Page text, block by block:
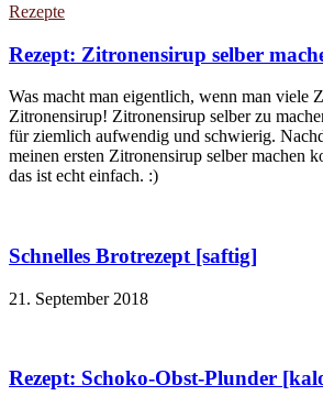
Rezepte
Rezept: Zitronensirup selber
Was macht man eigentlich, wenn man viele
Zitronensirup! Zitronensirup selber zu
für ziemlich aufwendig und schwierig.
meinen ersten Zitronensirup selber machen
das ist echt einfach. :)
Schnelles Brotrezept [saftig]
21. September 2018
Rezept: Schoko-Obst-Plunder